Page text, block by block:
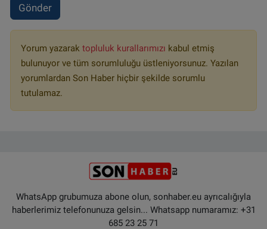
Gönder
Yorum yazarak topluluk kurallarımızı kabul etmiş
bulunuyor ve tüm sorumluluğu üstleniyorsunuz. Yazılan
yorumlardan Son Haber hiçbir şekilde sorumlu
tutulamaz.
WhatsApp grubumuza abone olun, sonhaber.eu ayrıcalığıyla
haberlerimiz telefonunuza gelsin... Whatsapp numaramız: +31
685 23 25 71